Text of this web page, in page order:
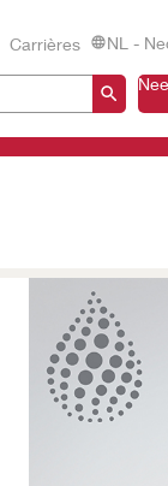
Carrières NL -